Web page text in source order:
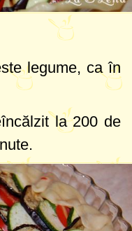
legume, ca în
la200 de